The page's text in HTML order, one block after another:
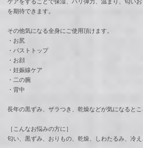
を期待できます。
その他気になる全身にご使用頂けます。
・お尻
・バストトップ
・お顔
・妊娠線ケア
・二の腕
・背中
長年の黒ずみ、ザラつき、乾燥などが気になるとこ
［こんなお悩みの方に］
匂い、黒ずみ、おりもの、乾燥、しわたるみ、冷